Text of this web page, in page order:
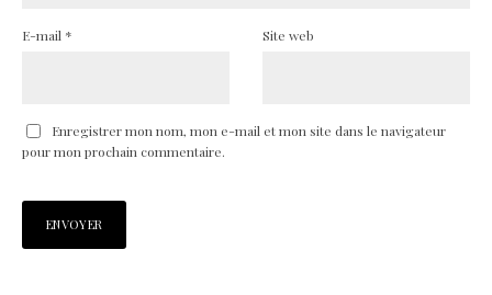
E-mail * Site web
Enregistrer mon nom, mon e-mail et mon site dans le navigateur
pour mon prochain commentaire.